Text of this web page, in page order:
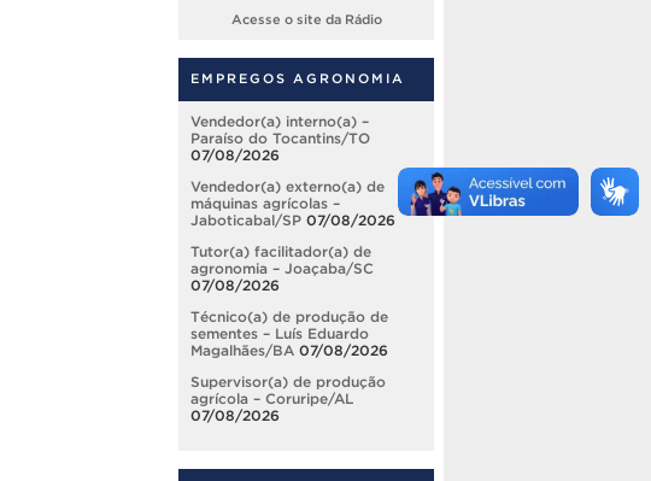
Acesse o site da Rádio
EMPREGOS AGRONOMIA
Vendedor(a) interno(a) –
Paraíso do Tocantins/TO
07/08/2026
Vendedor(a) externo(a) de
máquinas agrícolas –
Jaboticabal/SP 07/08/2026
Tutor(a) facilitador(a) de
agronomia – Joaçaba/SC
07/08/2026
Técnico(a) de produção de
sementes – Luís Eduardo
Magalhães/BA 07/08/2026
Supervisor(a) de produção
agrícola – Coruripe/AL
07/08/2026